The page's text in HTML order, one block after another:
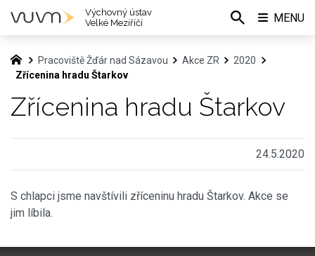
Pracoviště Žďár nad Sázavou Akce ZR
2020
Zřícenina hradu Štarkov
Zřícenina hradu Štarkov
24.5.2020
S chlapci jsme navštívili zříceninu hradu Štarkov. Akce se
jim líbila.
Výchovný ústav
Velké Meziříčí
MENU